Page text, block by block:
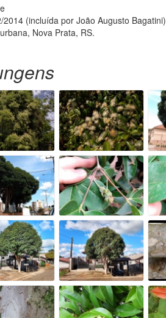
2014 (incluída por João Augusto Bagatini)
Nova Prata, RS.